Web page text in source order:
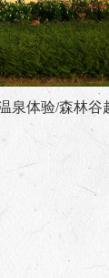
泉体验/森林